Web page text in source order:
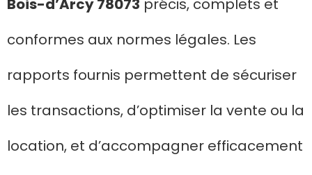
Bois-d’Arcy 78073 précis, complets et
conformes aux normes légales. Les
rapports fournis permettent de sécuriser
les transactions, d’optimiser la vente ou la
location, et d’accompagner efficacement